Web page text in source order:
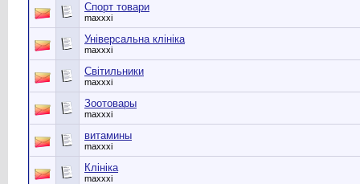
Спорт товари
maxxxi
Універсальна клініка
maxxxi
Світильники
maxxxi
Зоотовары
maxxxi
витамины
maxxxi
Клініка
maxxxi